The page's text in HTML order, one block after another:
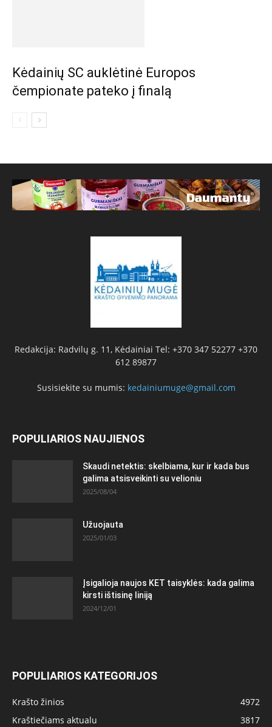
Kėdainių SC auklėtinė Europos
čempionate pateko į finalą
Redakcija: Radvilų g. 11, Kėdainiai Tel: +370 347 52277 +370
612 89877
Susisiekite su mumis: kedainiumuge@gmail.com
POPULIARIOS NAUJIENOS
Skaudi netektis: skelbiama, kur ir kada bus
galima atsisveikinti su velioniu
2025/08/04
Užuojauta
2025/01/03
Įsigalioja naujos KET taisyklės: kada galima
kirsti ištisinę liniją
2024/12/01
POPULIARIOS KATEGORIJOS
Krašto žinios
4972
Kraštiečiams aktualu
3817